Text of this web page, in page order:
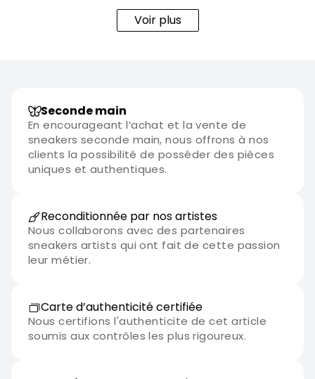
Voir plus
Seconde main
En encourageant l’achat et la vente de
sneakers seconde main, nous offrons à nos
clients la possibilité de posséder des pièces
uniques et authentiques.
Reconditionnée par nos artistes
Nous collaborons avec des partenaires
sneakers artists qui ont fait de cette passion
leur métier.
Carte d’authenticité certifiée
Nous certifions l'authenticite de cet article
soumis aux contrôles les plus rigoureux.